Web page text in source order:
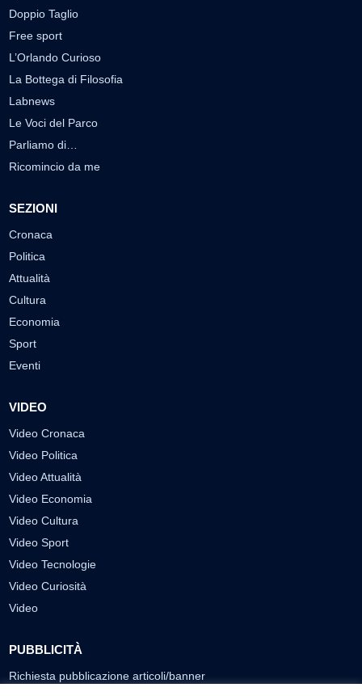
Doppio Taglio
Free sport
L’Orlando Curioso
La Bottega di Filosofia
Labnews
Le Voci del Parco
Parliamo di…
Ricomincio da me
SEZIONI
Cronaca
Politica
Attualità
Cultura
Economia
Sport
Eventi
VIDEO
Video Cronaca
Video Politica
Video Attualità
Video Economia
Video Cultura
Video Sport
Video Tecnologie
Video Curiosità
Video
PUBBLICITÀ
Richiesta pubblicazione articoli/banner